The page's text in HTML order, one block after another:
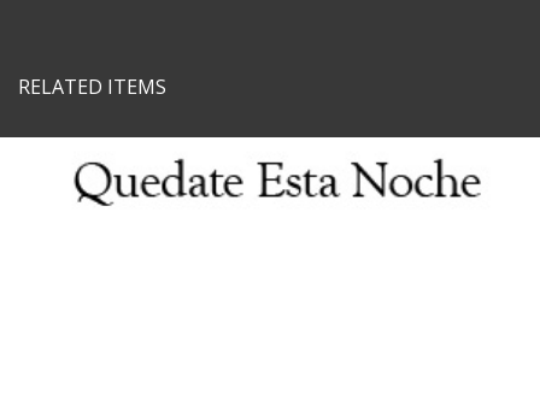
RELATED ITEMS